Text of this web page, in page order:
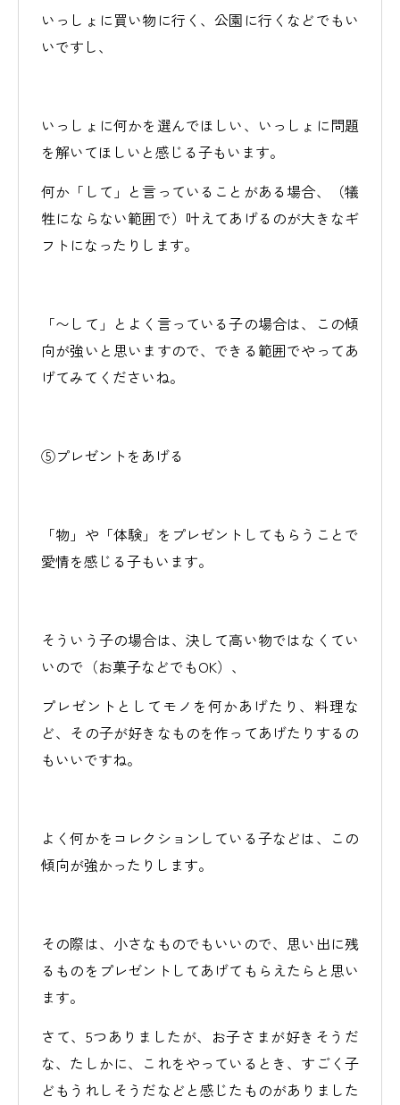
いっしょに買い物に行く、公園に行くなどでもい
いですし、
いっしょに何かを選んでほしい、いっしょに問題
を解いてほしいと感じる子もいます。
何か「して」と言っていることがある場合、（犠
牲にならない範囲で）叶えてあげるのが大きなギ
フトになったりします。
「〜して」とよく言っている子の場合は、この傾
向が強いと思いますので、できる範囲でやってあ
げてみてくださいね。
⑤プレゼントをあげる
「物」や「体験」をプレゼントしてもらうことで
愛情を感じる子もいます。
そういう子の場合は、決して高い物ではなくてい
いので（お菓子などでもOK）、
プレゼントとしてモノを何かあげたり、料理な
ど、その子が好きなものを作ってあげたりするの
もいいですね。
よく何かをコレクションしている子などは、この
傾向が強かったりします。
その際は、小さなものでもいいので、思い出に残
るものをプレゼントしてあげてもらえたらと思い
ます。
さて、5つありましたが、お子さまが好きそうだ
な、たしかに、これをやっているとき、すごく子
どもうれしそうだなどと感じたものがありました